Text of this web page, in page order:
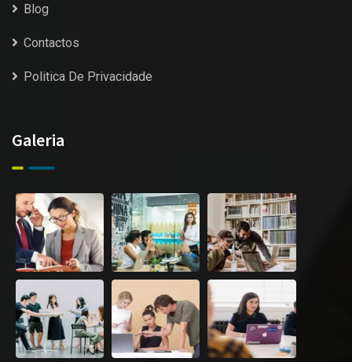
Blog
Contactos
Politica De Privacidade
Galeria